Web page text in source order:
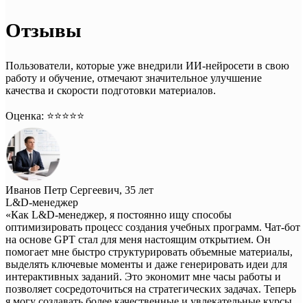
Отзывы
Пользователи, которые уже внедрили ИИ-нейросети в свою
работу и обучение, отмечают значительное улучшение
качества и скорости подготовки материалов.
Оценка: ⭐️⭐️⭐️⭐️⭐️
Иванов Петр Сергеевич, 35 лет
L&D-менеджер
«Как L&D-менеджер, я постоянно ищу способы
оптимизировать процесс создания учебных программ. Чат-бот
на основе GPT стал для меня настоящим открытием. Он
помогает мне быстро структурировать объемные материалы,
выделять ключевые моменты и даже генерировать идеи для
интерактивных заданий. Это экономит мне часы работы и
позволяет сосредоточиться на стратегических задачах. Теперь